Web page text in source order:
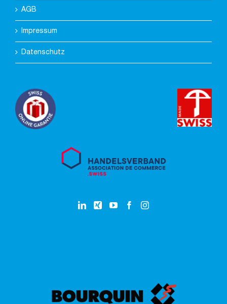
AGB
Impressum
Datenschutz